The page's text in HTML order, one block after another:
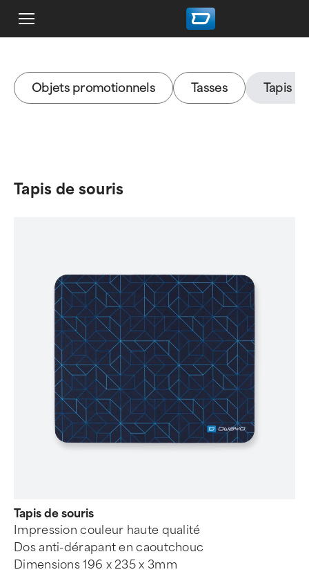
Objets promotionnels Tasses Tapis
Tapis de souris
Tapis de souris
Impression couleur haute qualité
Dos anti-dérapant en caoutchouc
Dimensions 196 x 235 x 3mm